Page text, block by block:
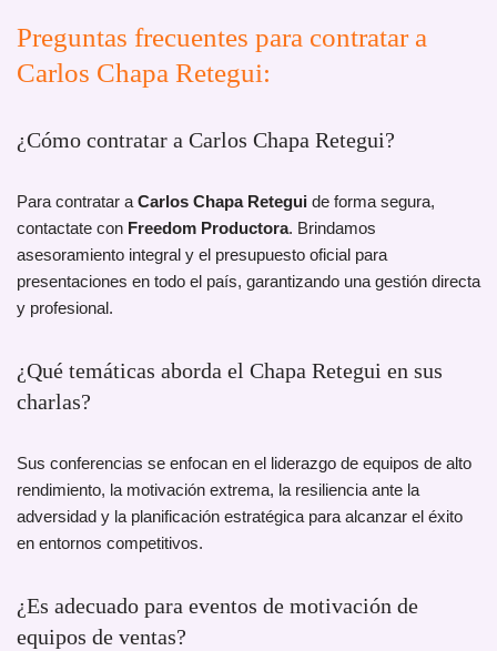
Preguntas frecuentes para contratar a
Carlos Chapa Retegui:
¿Cómo contratar a Carlos Chapa Retegui?
Para contratar a Carlos Chapa Retegui de forma segura,
contactate con Freedom Productora. Brindamos
asesoramiento integral y el presupuesto oficial para
presentaciones en todo el país, garantizando una gestión directa
y profesional.
¿Qué temáticas aborda el Chapa Retegui en sus
charlas?
Sus conferencias se enfocan en el liderazgo de equipos de alto
rendimiento, la motivación extrema, la resiliencia ante la
adversidad y la planificación estratégica para alcanzar el éxito
en entornos competitivos.
¿Es adecuado para eventos de motivación de
equipos de ventas?